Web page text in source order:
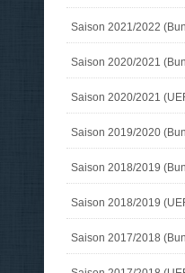
Saison 2021/2022
Saison 2020/2021
Saison 2020/2021
Saison 2019/2020
Saison 2018/2019
Saison 2018/2019
Saison 2017/2018